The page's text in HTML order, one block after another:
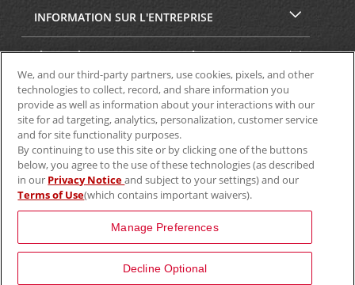
INFORMATION SUR L'ENTREPRISE
SÉCURITÉ ET CONFIDENTIALITÉ
We, and our third-party partners, use cookies, pixels, and other
technologies to collect, record, and share information you
provide as well as information about your interactions with our
site for ad targeting, analytics, personalization, customer service
and for site functionality purposes.
By continuing to use this site or by clicking one of the buttons
below, you agree to the use of these technologies (as described
in our Privacy Noticeand subject to your settings) and our
Terms of Use(which contains important waivers).
Manage Preferences
Decline Optional